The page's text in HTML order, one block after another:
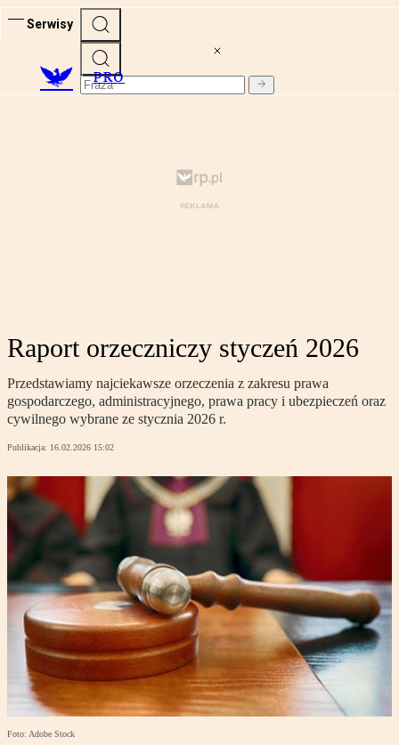
Serwisy
PRO
Raport orzeczniczy styczeń 2026
Przedstawiamy najciekawsze orzeczenia z zakresu prawa
gospodarczego, administracyjnego, prawa pracy i ubezpieczeń oraz
cywilnego wybrane ze stycznia 2026 r.
Publikacja: 16.02.2026 15:02
Foto: Adobe Stock